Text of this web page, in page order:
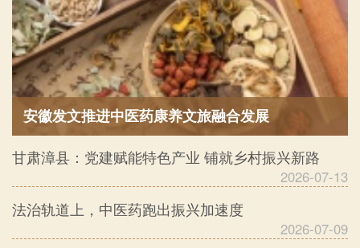
安徽发文推进中医药康养文旅融合发展
甘肃漳县：党建赋能特色产业 铺就乡村振兴新路
2026-07-13
法治轨道上，中医药跑出振兴加速度
2026-07-09